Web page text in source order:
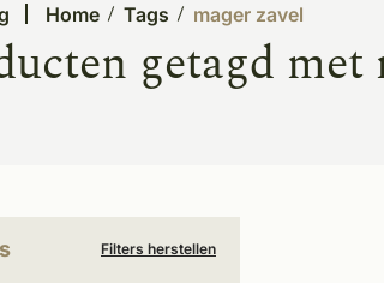
Home Tags mager zavel
getagd met
Filters herstellen